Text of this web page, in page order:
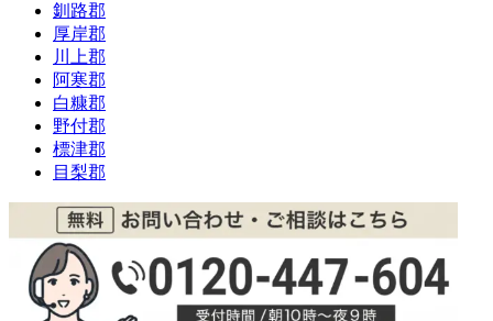
釧路郡
厚岸郡
川上郡
阿寒郡
白糠郡
野付郡
標津郡
目梨郡